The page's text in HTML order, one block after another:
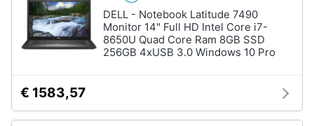
DELL - Notebook Latitude 7490
Monitor 14" Full HD Intel Core i7-
8650U Quad Core Ram 8GB SSD
256GB 4xUSB 3.0 Windows 10 Pro
€ 1583,57